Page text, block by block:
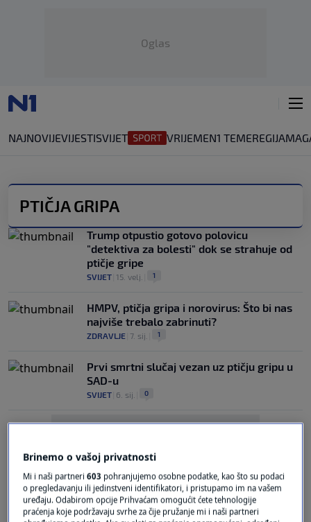
Oglas
NAJNOVIJEVIJESTISVIJET VRIJEMEN1 TEMEREGIJA
PTIČJA GRIPA
Trump otpustio gotovo polovicu
"detektiva za bolesti" dok se strahuje od
ptičje gripe
SVIJET 15. velj. 1
HMPV, ptičja gripa i norovirus: Što bi nas
najviše trebalo zabrinuti?
ZDRAVLJE 7. sij. 1
Prvi smrtni slučaj vezan uz ptičju gripu u
SAD-u
SVIJET 6. sij. 0
Oglas
Brinemo o vašoj privatnosti
Mi i naši partneri603 pohranjujemo osobne podatke, kao što su podaci
o pregledavanju ili jedinstveni identifikatori, i pristupamo im na vašem
uređaju. Odabirom opcije Prihvaćam omogućit ćete tehnologije
praćenja koje podržavaju svrhe za čije pružanje mi i naši partneri